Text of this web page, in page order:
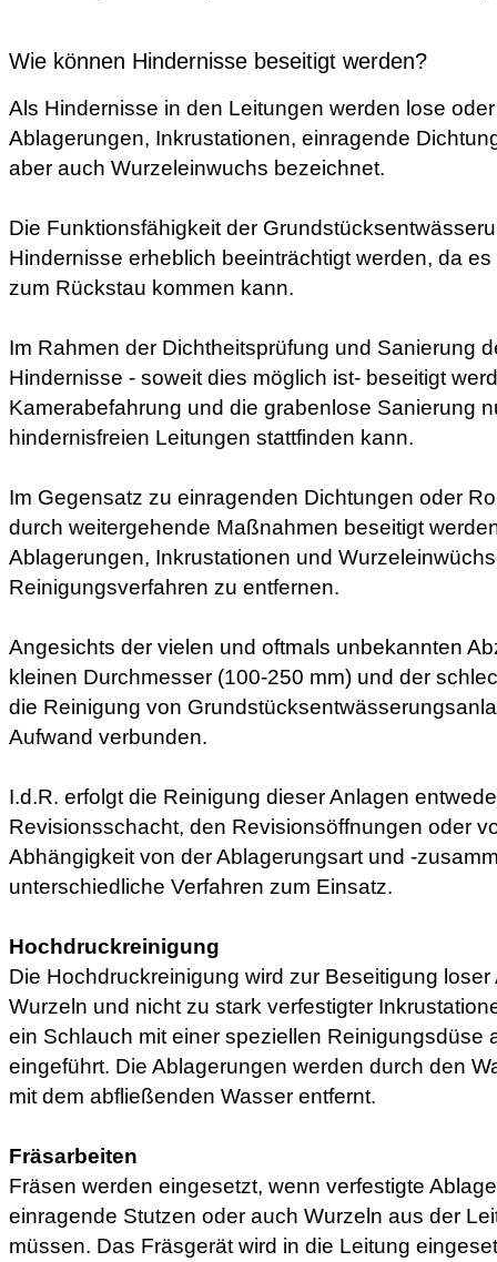
Wie können Hindernisse beseitigt werden?
Als Hindernisse in den Leitungen werden lose
Ablagerungen, Inkrustationen, einragende
aber auch Wurzeleinwuchs bezeichnet.
Die Funktionsfähigkeit der
Hindernisse erheblich beeinträchtigt werden, da
zum Rückstau kommen kann.
Im Rahmen der Dichtheitsprüfung und Sanierung
Hindernisse - soweit dies möglich ist- beseitigt
Kamerabefahrung und die grabenlose Sanierung
hindernisfreien Leitungen stattfinden kann.
Im Gegensatz zu einragenden Dichtungen oder
durch weitergehende Maßnahmen beseitigt
Ablagerungen, Inkrustationen und
Reinigungsverfahren zu entfernen.
Angesichts der vielen und oftmals unbekannten
kleinen Durchmesser (100-250 mm) und der
die Reinigung von
Aufwand verbunden.
I.d.R. erfolgt die Reinigung dieser Anlagen
Revisionsschacht, den Revisionsöffnungen oder
Abhängigkeit von der Ablagerungsart und -
unterschiedliche Verfahren zum Einsatz.
Hochdruckreinigung
Die Hochdruckreinigung wird zur Beseitigung
Wurzeln und nicht zu stark verfestigter
ein Schlauch mit einer speziellen Reinigungsdüse
eingeführt. Die Ablagerungen werden durch den
mit dem abfließenden Wasser entfernt.
Fräsarbeiten
Fräsen werden eingesetzt, wenn verfestigte
einragende Stutzen oder auch Wurzeln aus der
müssen. Das Fräsgerät wird in die Leitung